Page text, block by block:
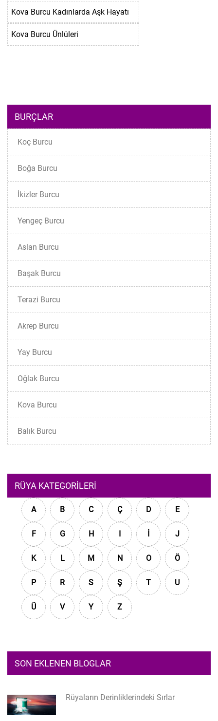
Kova Burcu Kadınlarda Aşk Hayatı
Kova Burcu Ünlüleri
BURÇLAR
Koç Burcu
Boğa Burcu
İkizler Burcu
Yengeç Burcu
Aslan Burcu
Başak Burcu
Terazi Burcu
Akrep Burcu
Yay Burcu
Oğlak Burcu
Kova Burcu
Balık Burcu
RÜYA KATEGORILERI
A B C Ç D E
F G H I İ J
K L M N O Ö
P R S Ş T U
Ü V Y Z
SON EKLENEN BLOGLAR
Rüyaların Derinliklerindeki Sırlar